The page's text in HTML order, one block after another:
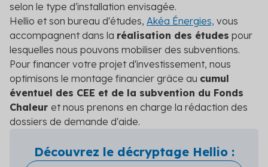
selon le type d'installation envisagée.
Hellio et son bureau d'études, Akéa Énergies, vous
accompagnent dans la réalisation des études pour
lesquelles nous pouvons mobiliser des subventions.
Pour financer votre projet d'investissement, nous
optimisons le montage financier grâce au cumul
éventuel des CEE et de la subvention du Fonds
Chaleur et nous prenons en charge la rédaction des
dossiers de demande d'aide.
Découvrez le décryptage Hellio :